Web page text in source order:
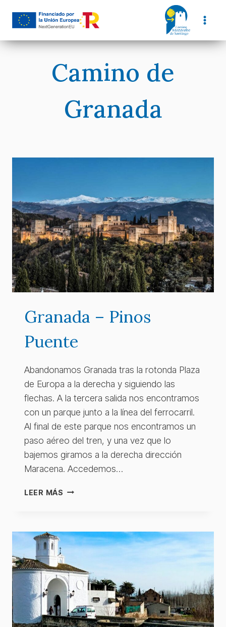
Camino de
Granada
Granada – Pinos
Puente
Abandonamos Granada tras la rotonda Plaza
de Europa a la derecha y siguiendo las
flechas. A la tercera salida nos encontramos
con un parque junto a la línea del ferrocarril.
Al final de este parque nos encontramos un
paso aéreo del tren, y una vez que lo
bajemos giramos a la derecha dirección
Maracena. Accedemos…
LEER MÁS GRANADA